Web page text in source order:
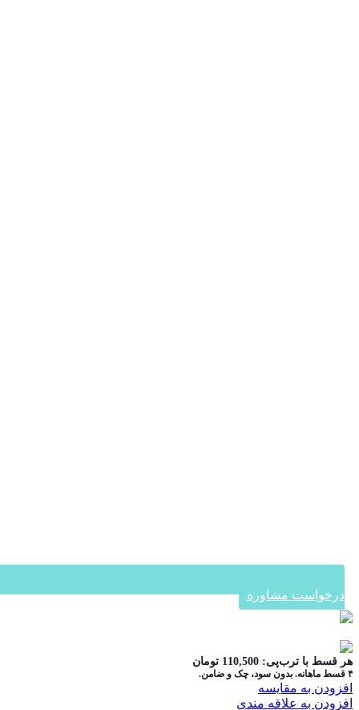
درخواست مشاوره
هر قسط با ترب‌پی: 110,500 تومان
۴ قسط ماهانه. بدون سود، چک و ضامن.
افزودن به مقایسه
افزودن به علاقه مندی